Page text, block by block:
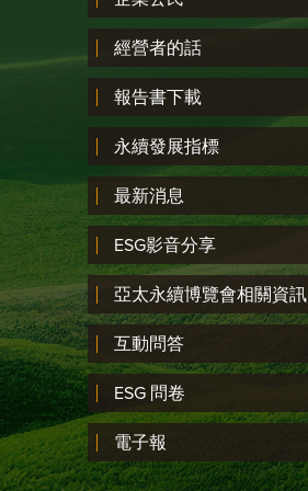
經營者的話
報告書下載
永續發展指標
最新消息
ESG影音分享
亞太永續博覽會相關資訊
互動問答
ESG 問卷
電子報